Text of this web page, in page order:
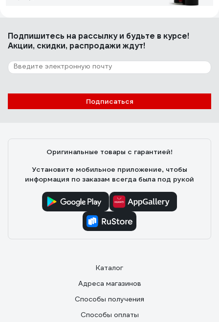
Хорошая химостойкость в условной рабочей среде.
Удобное нанесение материала.
Отзыв о Смазка для электроконтактов
электрических соединений. Лучше пока не нашел
Подпишитесь на рассылкуи будьте в курсе!
Акции, скидки, распродажи ждут!
Подписаться
Оригинальные товары с гарантией!
Установите мобильное приложение, чтобы
информация по заказам всегда была под рукой
Каталог
Адреса магазинов
Способы получения
Способы оплаты